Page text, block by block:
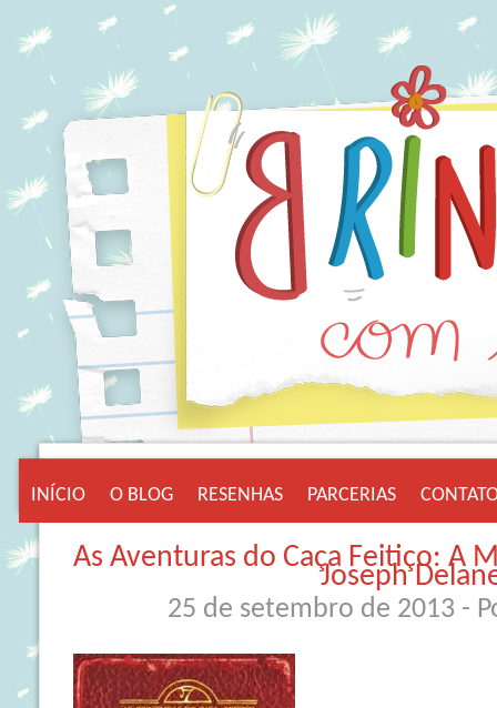
INÍCIO O BLOG RESENHAS PARCERIAS
As Aventuras do Caça Feitiço: A
Joseph
25 de setembro de 2013 -